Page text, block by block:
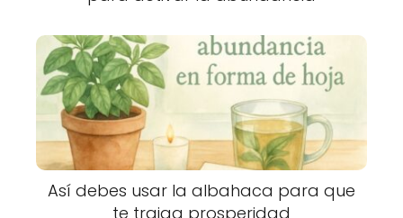
Así debes usar la albahaca para que
te traiga prosperidad